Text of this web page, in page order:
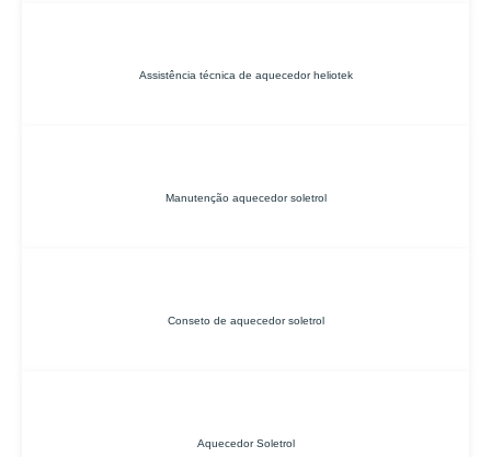
Assistência técnica de aquecedor heliotek
Manutenção aquecedor soletrol
Conseto de aquecedor soletrol
Aquecedor Soletrol